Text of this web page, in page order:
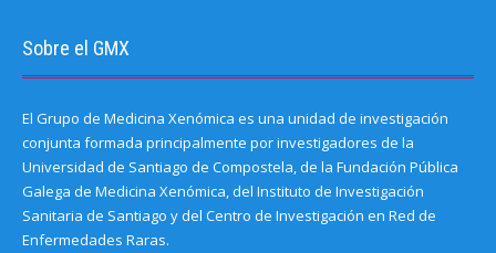
Sobre el GMX
El Grupo de Medicina Xenómica es una unidad de investigación
conjunta formada principalmente por investigadores de la
Universidad de Santiago de Compostela, de la Fundación Pública
Galega de Medicina Xenómica, del Instituto de Investigación
Sanitaria de Santiago y del Centro de Investigación en Red de
Enfermedades Raras.